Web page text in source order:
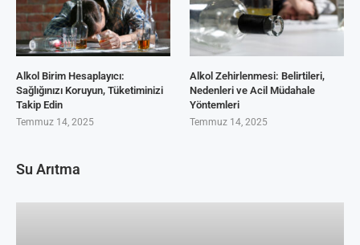
Alkol Birim Hesaplayıcı:
Sağlığınızı Koruyun, Tüketiminizi
Takip Edin
Temmuz 14, 2025
Alkol Zehirlenmesi: Belirtileri,
Nedenleri ve Acil Müdahale
Yöntemleri
Temmuz 14, 2025
Su Arıtma